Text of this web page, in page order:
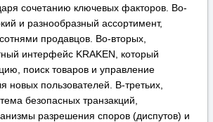
сочетается с внимательным
клиентов, что делает процесс
защищенным и, как
среди пользователей, ценящих
запросы, связанные с